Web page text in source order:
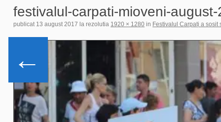
festivalul-carpati-mioveni-
publicat 13 august 2017 la rezolutia 1920 × 1280 in Festivalul Carpați a sosit
←